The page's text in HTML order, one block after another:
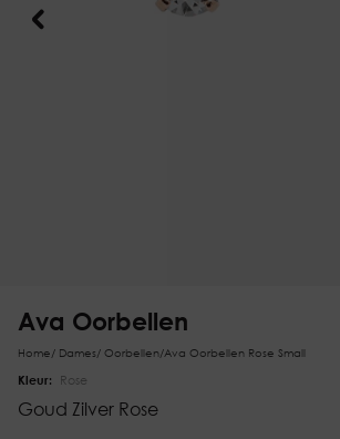
Ava Oorbellen
Home/ Dames/ Oorbellen/Ava Oorbellen Rose Small
Kleur: Rose
Goud Zilver Rose